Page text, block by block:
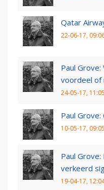
Qatar
22-06-17,
Paul Grove:
voordeel of
24-05-17, 11:05
Paul
10-05-17, 09:05
Paul
verkeerd
19-04-17,